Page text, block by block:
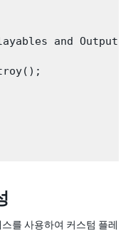
and Outputs
를 사용하여 커스텀 플레